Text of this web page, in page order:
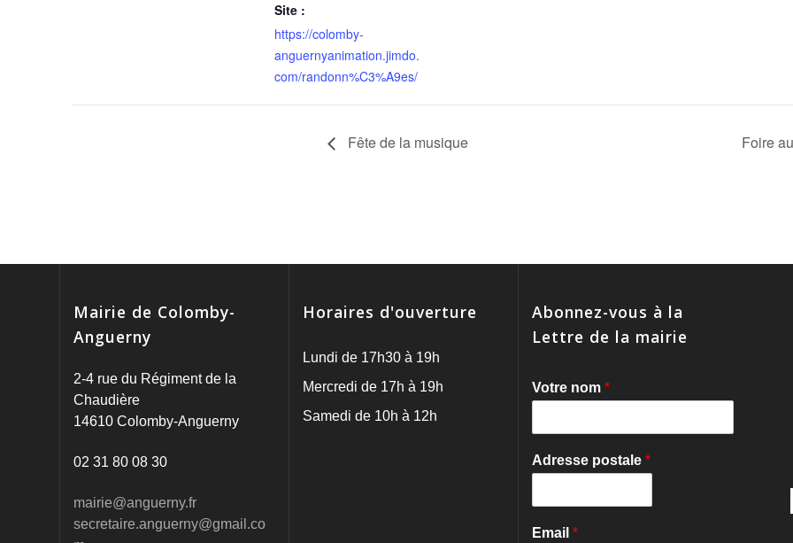
Site :
https://colomby-
anguernyanimation.jimdo.
com/randonn%C3%A9es/
Fête de la musique Foire
Mairie de Colomby-
Anguerny
2-4 rue du Régiment de la
Chaudière
14610 Colomby-Anguerny
02 31 80 08 30
mairie@anguerny.fr
secretaire.anguerny@gmail.co
Horaires d'ouverture
Lundi de 17h30 à 19h
Mercredi de 17h à 19h
Samedi de 10h à 12h
Abonnez-vous à la
Lettre de la mairie
Votre nom *
Adresse postale *
Email *